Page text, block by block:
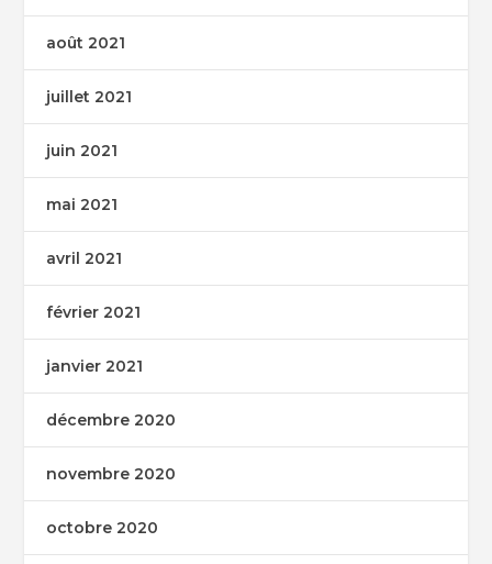
août 2021
juillet 2021
juin 2021
mai 2021
avril 2021
février 2021
janvier 2021
décembre 2020
novembre 2020
octobre 2020